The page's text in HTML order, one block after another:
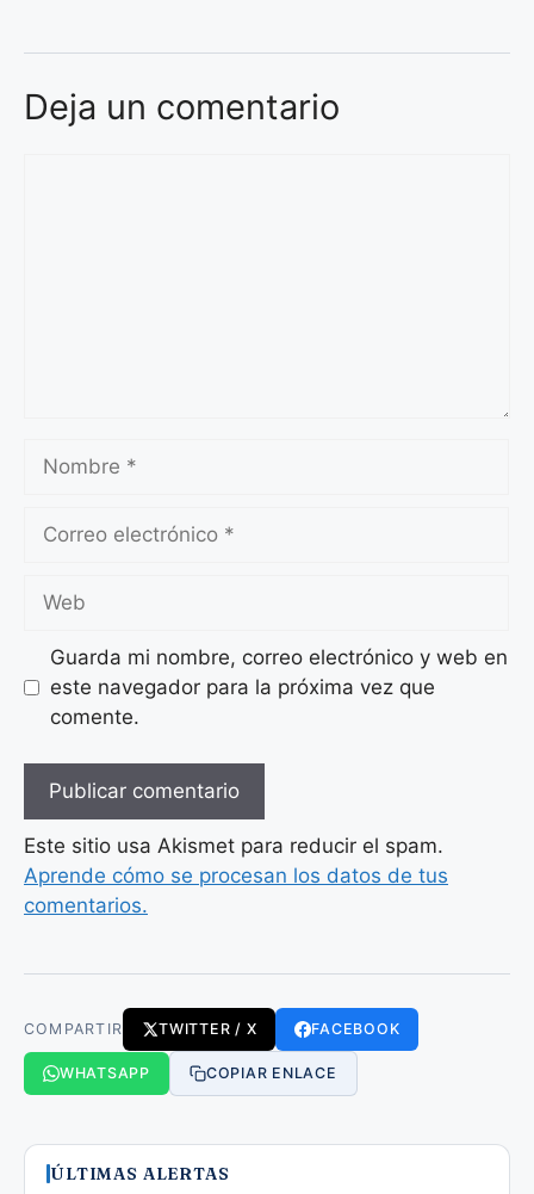
Deja un comentario
Nombre
Correo
Web
Guarda mi nombre, correo electrónico y web en
este navegador para la próxima vez que
comente.
Este sitio usa Akismet para reducir el spam.
Aprende cómo se procesan los datos de tus
comentarios.
COMPARTIR TWITTER / X FACEBOOK
WHATSAPP COPIAR ENLACE
ÚLTIMAS ALERTAS